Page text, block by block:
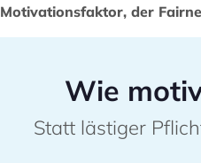
Motivationsfaktor, der
Wie
Statt lästiger